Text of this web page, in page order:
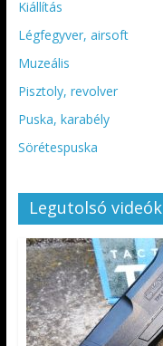
Kiállítás
Légfegyver, airsoft
Muzeális
Pisztoly, revolver
Puska, karabély
Sörétespuska
Legutolsó videók